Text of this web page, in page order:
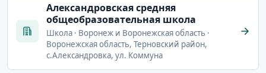
Александровская средняя
общеобразовательная школа
Школа · Воронеж и Воронежская область ·
Воронежская область, Терновский район,
с.Александровка, ул. Коммуна